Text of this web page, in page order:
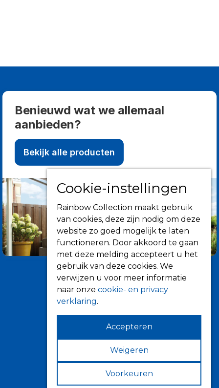
Benieuwd wat we allemaal
aanbieden?
Bekijk alle producten
Informatie
Over ons
Tips
Verkooppunten
Cookie-instellingen
Rainbow Collection maakt gebruik
van cookies, deze zijn nodig om deze
website zo goed mogelijk te laten
functioneren. Door akkoord te gaan
met deze melding accepteert u het
gebruik van deze cookies. We
verwijzen u voor meer informatie
naar onze cookie- en privacy
verklaring.
Accepteren
Weigeren
Voorkeuren